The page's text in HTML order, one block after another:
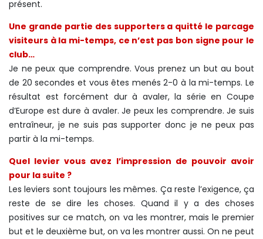
présent.
Une grande partie des supporters a quitté le parcage
visiteurs à la mi-temps, ce n’est pas bon signe pour le
club…
Je ne peux que comprendre. Vous prenez un but au bout
de 20 secondes et vous êtes menés 2-0 à la mi-temps. Le
résultat est forcément dur à avaler, la série en Coupe
d’Europe est dure à avaler. Je peux les comprendre. Je suis
entraîneur, je ne suis pas supporter donc je ne peux pas
partir à la mi-temps.
Quel levier vous avez l’impression de pouvoir avoir
pour la suite ?
Les leviers sont toujours les mêmes. Ça reste l’exigence, ça
reste de se dire les choses. Quand il y a des choses
positives sur ce match, on va les montrer, mais le premier
but et le deuxième but, on va les montrer aussi. On ne peut